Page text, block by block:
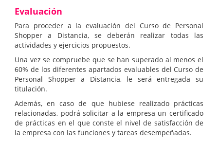
Evaluación
Para proceder a la evaluación del Curso de Personal
Shopper a Distancia, se deberán realizar todas las
actividades y ejercicios propuestos.
Una vez se compruebe que se han superado al menos el
60% de los diferentes apartados evaluables del Curso de
Personal Shopper a Distancia, le será entregada su
titulación.
Además, en caso de que hubiese realizado prácticas
relacionadas, podrá solicitar a la empresa un certificado
de prácticas en el que conste el nivel de satisfacción de
la empresa con las funciones y tareas desempeñadas.